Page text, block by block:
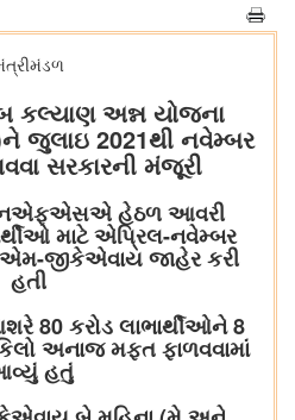
કલ્યાણ અન્ન યોજના
જુલાઇ 2021થી નવેમ્બર
સરકારની મંજૂરી
એનએફએસએ હેઠળ આવરી
માટે એપ્રિલ-નવેમ્બર
જીકેએવાય જાહેર કરી
હતી
કરોડ લાભાર્થીઓને 8
અનાજ મફત ફાળવવામાં
હતું